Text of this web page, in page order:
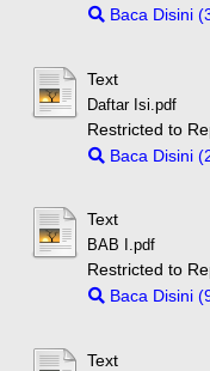
Baca Disini
Text
Daftar Isi.pdf
Restricted to
Baca Disini
Text
BAB I.pdf
Restricted to
Baca Disini
Text